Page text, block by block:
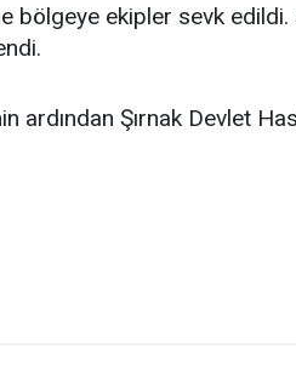
bölgeye ekipler sevk
ardından Şırnak Devlet